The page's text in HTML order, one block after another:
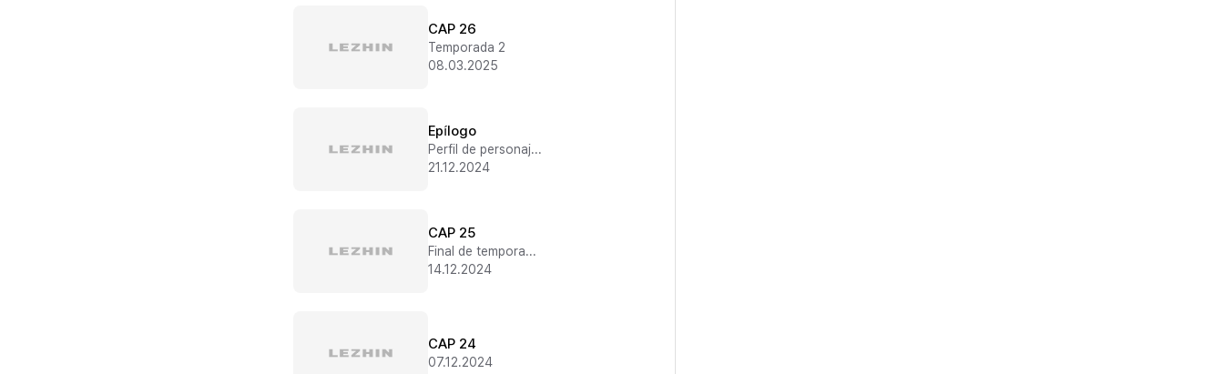
CAP 26
Temporada 2
08.03.2025
Epílogo
Perfil de personajes
21.12.2024
CAP 25
Final de temporada 1
14.12.2024
CAP 24
07.12.2024